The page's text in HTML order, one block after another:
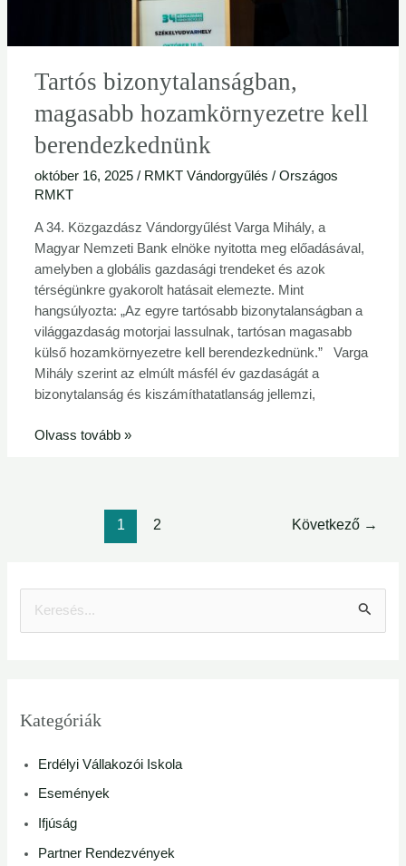
r
Kategóriák
Erdélyi Vállakozói Iskola
Események
Ifjúság
Partner Rendezvények
Tartós bizonytalanságban,
magasabb hozamkörnyezetre kell
berendezkednünk
október 16, 2025 / RMKT Vándorgyűlés / Országos
RMKT
A 34. Közgazdász Vándorgyűlést Varga Mihály, a
Magyar Nemzeti Bank elnöke nyitotta meg előadásával,
amelyben a globális gazdasági trendeket és azok
térségünkre gyakorolt hatásait elemezte. Mint
hangsúlyozta: „Az egyre tartósabb bizonytalanságban a
világgazdaság motorjai lassulnak, tartósan magasabb
külső hozamkörnyezetre kell berendezkednünk.” Varga
Mihály szerint az elmúlt másfél év gazdaságát a
bizonytalanság és kiszámíthatatlanság jellemzi,
Olvass tovább »
1 2 Következő →